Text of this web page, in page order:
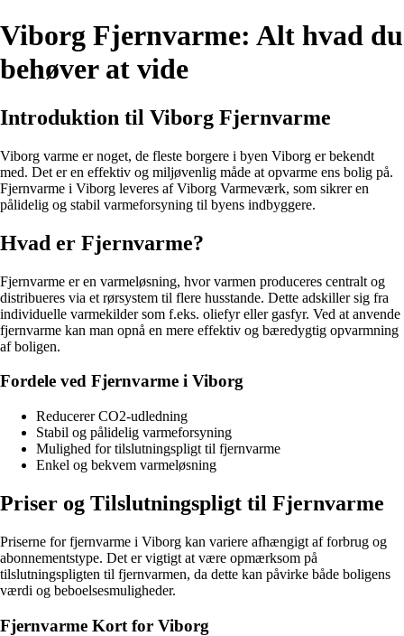
Viborg Fjernvarme: Alt hvad du
behøver at vide
Introduktion til Viborg Fjernvarme
Viborg varme er noget, de fleste borgere i byen Viborg er bekendt
med. Det er en effektiv og miljøvenlig måde at opvarme ens bolig på.
Fjernvarme i Viborg leveres af Viborg Varmeværk, som sikrer en
pålidelig og stabil varmeforsyning til byens indbyggere.
Hvad er Fjernvarme?
Fjernvarme er en varmeløsning, hvor varmen produceres centralt og
distribueres via et rørsystem til flere husstande. Dette adskiller sig fra
individuelle varmekilder som f.eks. oliefyr eller gasfyr. Ved at anvende
fjernvarme kan man opnå en mere effektiv og bæredygtig opvarmning
af boligen.
Fordele ved Fjernvarme i Viborg
Reducerer CO2-udledning
Stabil og pålidelig varmeforsyning
Mulighed for tilslutningspligt til fjernvarme
Enkel og bekvem varmeløsning
Priser og Tilslutningspligt til Fjernvarme
Priserne for fjernvarme i Viborg kan variere afhængigt af forbrug og
abonnementstype. Det er vigtigt at være opmærksom på
tilslutningspligten til fjernvarmen, da dette kan påvirke både boligens
værdi og beboelsesmuligheder.
Fjernvarme Kort for Viborg